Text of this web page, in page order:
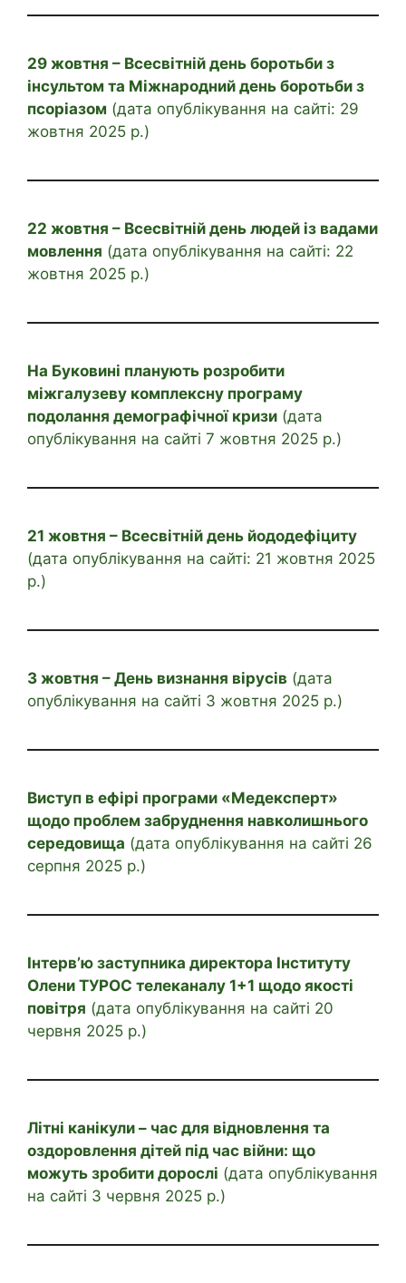
29 жовтня – Всесвітній день боротьби з
інсультом та Міжнародний день боротьби з
псоріазом (дата опублікування на сайті: 29
жовтня 2025 р.)
22 жовтня – Всесвітній день людей із вадами
мовлення (дата опублікування на сайті: 22
жовтня 2025 р.)
На Буковині планують розробити
міжгалузеву комплексну програму
подолання демографічної кризи (дата
опублікування на сайті 7 жовтня 2025 р.)
21 жовтня – Всесвітній день йододефіциту
(дата опублікування на сайті: 21 жовтня 2025
р.)
3 жовтня – День визнання вірусів (дата
опублікування на сайті 3 жовтня 2025 р.)
Виступ в ефірі програми «Медексперт»
щодо проблем забруднення навколишнього
середовища (дата опублікування на сайті 26
серпня 2025 р.)
Інтерв’ю заступника директора Інституту
Олени ТУРОС телеканалу 1+1 щодо якості
повітря (дата опублікування на сайті 20
червня 2025 р.)
Літні канікули – час для відновлення та
оздоровлення дітей під час війни: що
можуть зробити дорослі (дата опублікування
на сайті 3 червня 2025 р.)